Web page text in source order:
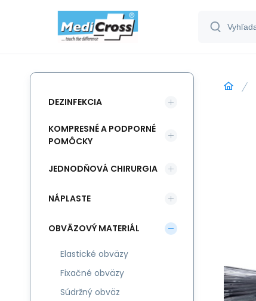
DEZINFEKCIA
KOMPRESNÉ A PODPORNÉ
POMÔCKY
JEDNODŇOVÁ CHIRURGIA
NÁPLASTE
OBVÄZOVÝ MATERIÁL
Elastické obväzy
Fixačné obväzy
Súdržný obväz